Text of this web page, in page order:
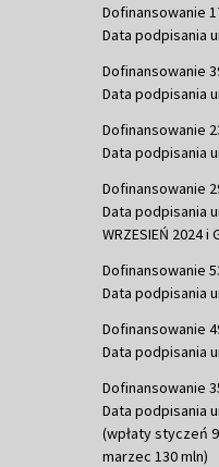
Dofinansowanie
Data podpisania
Dofinansowanie
Data podpisania
Dofinansowanie
Data podpisania
Dofinansowanie
Data podpisania
WRZESIEŃ 2024 i
Dofinansowanie
Data podpisania
Dofinansowanie
Data podpisania
Dofinansowanie
Data podpisania
(wpłaty styczeń
marzec 130 mln)